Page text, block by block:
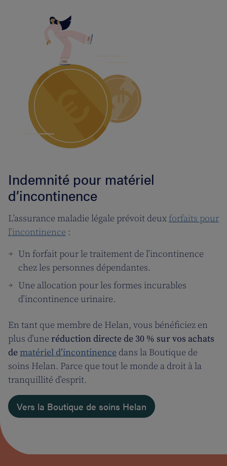
Indemnité pour matériel
d’incontinence
L’assurance maladie légale prévoit deux forfaits pour
l’incontinence :
Un forfait pour le traitement de l’incontinence
chez les personnes dépendantes.
Une allocation pour les formes incurables
d’incontinence urinaire.
En tant que membre de Helan, vous bénéficiez en
plus d’une réduction directe de 30 % sur vos achats
dematériel d’incontinence dans la Boutique de
soins Helan. Parce que tout le monde a droit à la
tranquillité d’esprit.
Vers la Boutique de soins Helan